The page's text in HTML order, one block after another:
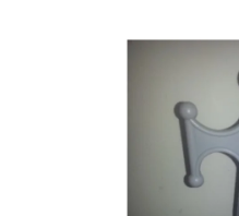
NAFUKOVACÍ ČLUNY